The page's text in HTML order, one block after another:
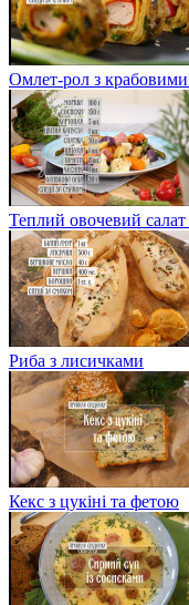
Омлет-рол з
Теплий овочевий салат
Риба з лисичками
Кекс з цукіні та фетою